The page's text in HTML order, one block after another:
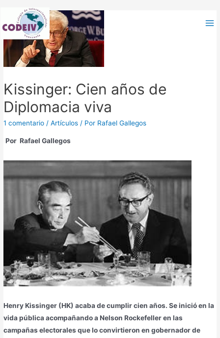
Kissinger: Cien años de
Diplomacia viva
1 comentario /Artículos / Por Rafael Gallegos
Por Rafael Gallegos
Henry Kissinger (HK) acaba de cumplir cien años. Se inició en la
vida pública acompañando a Nelson Rockefeller en las
campañas electorales que lo convirtieron en gobernador de